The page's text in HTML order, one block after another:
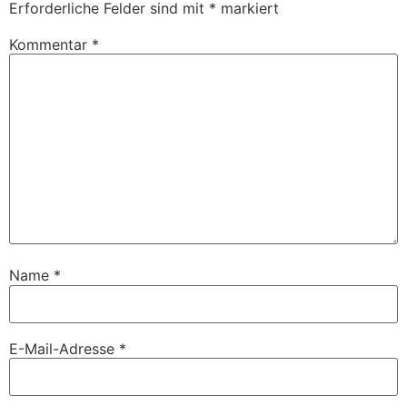
Erforderliche Felder sind mit * markiert
Kommentar *
Name *
E-Mail-Adresse *